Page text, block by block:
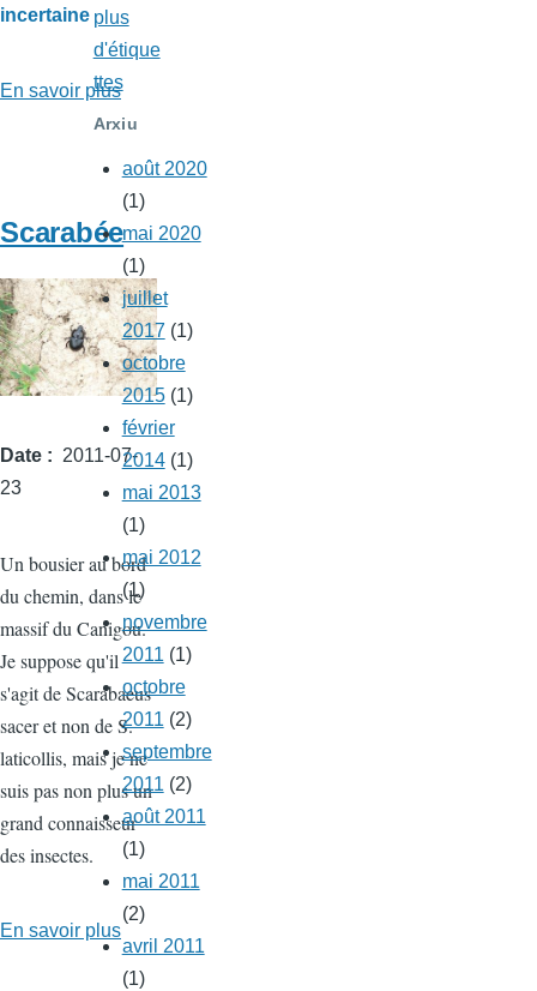
incertaine
En savoir plussur
Gyrins
près
Sant
Vicens
Scarabée
Date
2011-07-
23
Un bousier au bord
du chemin, dans le
massif du Canigou.
Je suppose qu'il
s'agit de Scarabaeus
sacer et non de S.
laticollis, mais je ne
suis pas non plus un
grand connaisseur
des insectes.
En savoir plus sur
plus
d'étique
ttes
Arxiu
août 2020
(1)
mai 2020
(1)
juillet
2017 (1)
octobre
2015(1)
février
2014(1)
mai 2013
(1)
mai 2012
(1)
novembre
2011(1)
octobre
2011(2)
septembre
2011(2)
août 2011
(1)
mai 2011
(2)
avril 2011
(1)